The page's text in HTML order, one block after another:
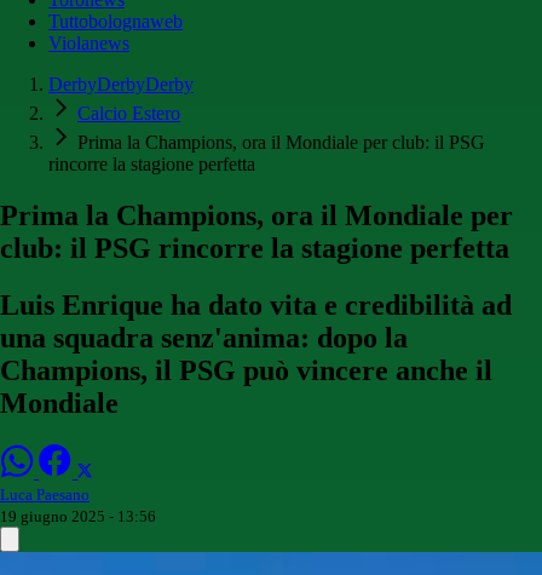
Tuttobolognaweb
Violanews
DerbyDerbyDerby
Calcio Estero
Prima la Champions, ora il Mondiale per club: il PSG
rincorre la stagione perfetta
Prima la Champions, ora il Mondiale per
club: il PSG rincorre la stagione perfetta
Luis Enrique ha dato vita e credibilità ad
una squadra senz'anima: dopo la
Champions, il PSG può vincere anche il
Mondiale
Luca Paesano
19 giugno 2025 - 13:56